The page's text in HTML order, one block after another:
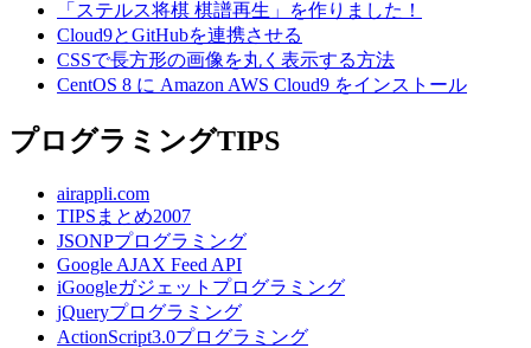
「ステルス将棋 棋譜再生」を作りました！
Cloud9とGitHubを連携させる
CSSで長方形の画像を丸く表示する方法
CentOS 8 に Amazon AWS Cloud9 をインストール
プログラミングTIPS
airappli.com
TIPSまとめ2007
JSONPプログラミング
Google AJAX Feed API
iGoogleガジェットプログラミング
jQueryプログラミング
ActionScript3.0プログラミング